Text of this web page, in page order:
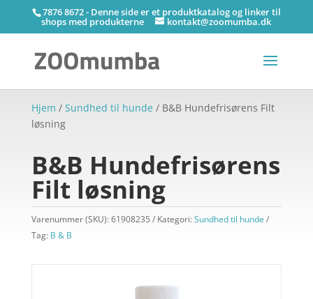
7876 8672 - Denne side er et produktkatalog og linker til
shops med produkterne kontakt@zoomumba.dk
Hjem / Sundhed til hunde / B&B Hundefrisørens Filt
løsning
B&B Hundefrisørens
Filt løsning
Varenummer (SKU):61908235 Kategori:Sundhed til hunde
Tag: B & B